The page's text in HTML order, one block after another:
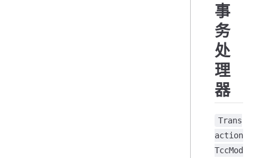
事
务
处
理
器
Trans
action
TccMod